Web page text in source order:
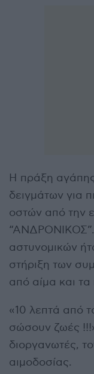
Η πράξη
δειγμάτων για
οστών από την
αστυνομικών
στήριξη των
από αίμα και
«10 λεπτά από
σώσουν ζωές
διοργανωτές,
αιμοδοσίας.